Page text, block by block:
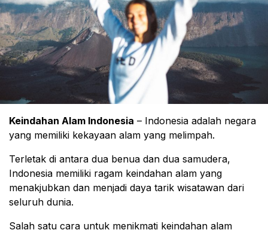
Keindahan Alam Indonesia – Indonesia adalah negara
yang memiliki kekayaan alam yang melimpah.
Terletak di antara dua benua dan dua samudera,
Indonesia memiliki ragam keindahan alam yang
menakjubkan dan menjadi daya tarik wisatawan dari
seluruh dunia.
Salah satu cara untuk menikmati keindahan alam